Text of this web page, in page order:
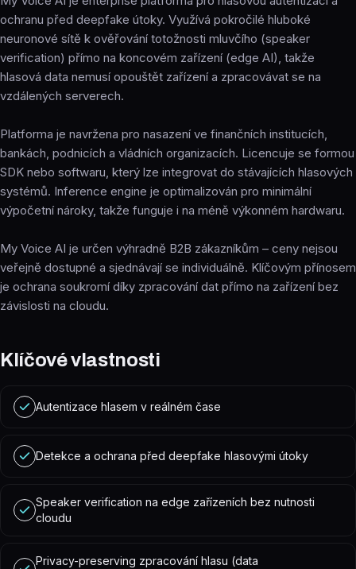
ochranu před deepfake útoky. Využívá pokročilé hluboké
neuronové sítě k ověřování totožnosti mluvčího (speaker
verification) přímo na koncovém zařízení (edge AI), takže
hlasová data nemusí opouštět zařízení a zpracovávat se na
vzdálených serverech.
Platforma je navržena pro nasazení ve finančních institucích,
bankách, podnicích a vládních organizacích. Licencuje se formou
SDK nebo softwaru, který lze integrovat do stávajících hlasových
systémů. Inference engine je optimalizován pro minimální
výpočetní nároky, takže funguje i na méně výkonném hardwaru.
My Voice AI je určen výhradně B2B zákazníkům – ceny nejsou
veřejně dostupné a sjednávají se individuálně. Klíčovým přínosem
je ochrana soukromí díky zpracování dat přímo na zařízení bez
závislosti na cloudu.
Klíčové vlastnosti
Autentizace hlasem v reálném čase
Detekce a ochrana před deepfake hlasovými útoky
Speaker verification na edge zařízeních bez nutnosti
cloudu
Privacy-preserving zpracování hlasu (data